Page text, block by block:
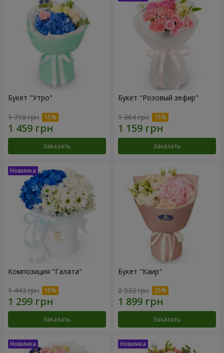
Букет "Утро"
1 716 грн
Заказать
Букет "Розовый зефир"
1 364 грн
Заказать
Композиция "Галата"
1 443 грн
Заказать
Букет "Каир"
2 532 грн
Заказать